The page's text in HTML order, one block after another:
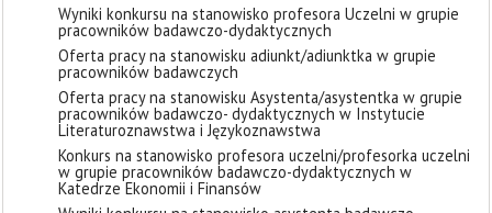
Wyniki konkursu na stanowisko profesora Uczelni w grupie
pracowników badawczo-dydaktycznych
Oferta pracy na stanowisku adiunkt/adiunktka w grupie
pracowników badawczych
Oferta pracy na stanowisku Asystenta/asystentka w grupie
pracowników badawczo- dydaktycznych w Instytucie
Literaturoznawstwa i Językoznawstwa
Konkurs na stanowisko profesora uczelni/profesorka uczelni
w grupie pracowników badawczo-dydaktycznych w
Katedrze Ekonomii i Finansów